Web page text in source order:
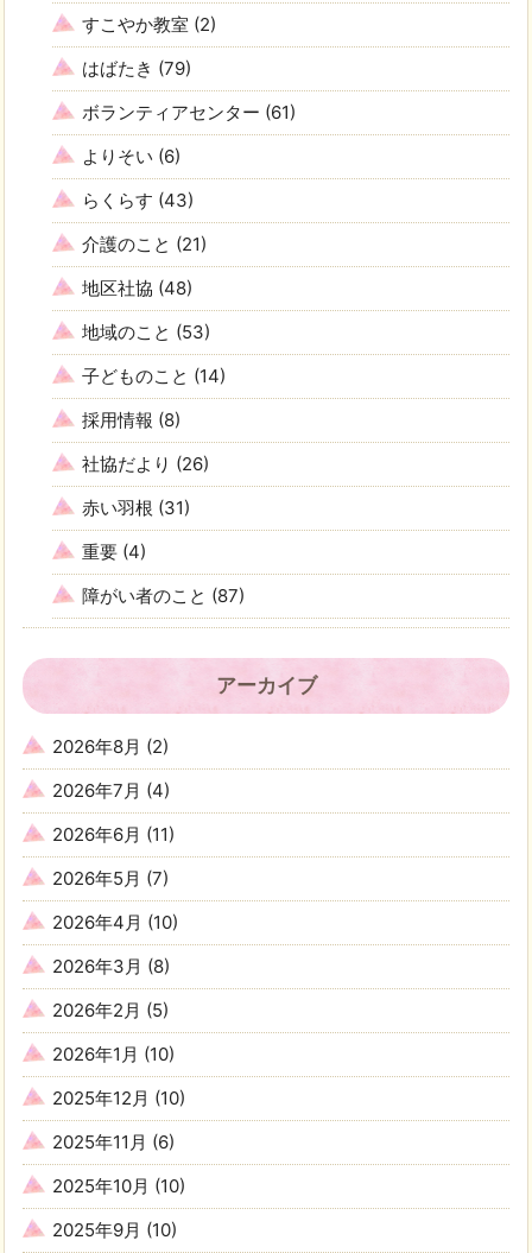
すこやか教室 (2)
はばたき (79)
ボランティアセンター (61)
よりそい (6)
らくらす (43)
介護のこと (21)
地区社協 (48)
地域のこと (53)
子どものこと (14)
採用情報 (8)
社協だより (26)
赤い羽根 (31)
重要 (4)
障がい者のこと (87)
アーカイブ
2026年8月 (2)
2026年7月 (4)
2026年6月 (11)
2026年5月 (7)
2026年4月 (10)
2026年3月 (8)
2026年2月 (5)
2026年1月 (10)
2025年12月 (10)
2025年11月 (6)
2025年10月 (10)
2025年9月 (10)